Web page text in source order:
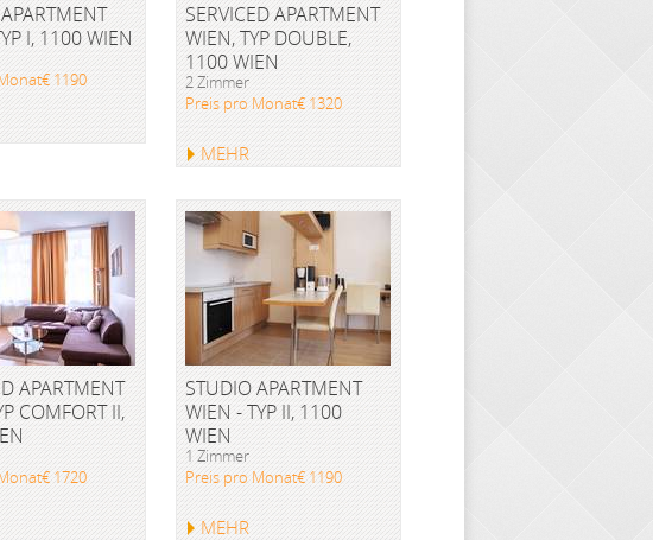
I, 1100 WIEN
1190
SERVICED APARTMENT
WIEN, TYP DOUBLE,
1100 WIEN
2 Zimmer
Preis pro Monat€ 1320
MEHR
APARTMENT
COMFORT II,
1720
STUDIO APARTMENT
WIEN - TYP II, 1100
WIEN
1 Zimmer
Preis pro Monat€ 1190
MEHR